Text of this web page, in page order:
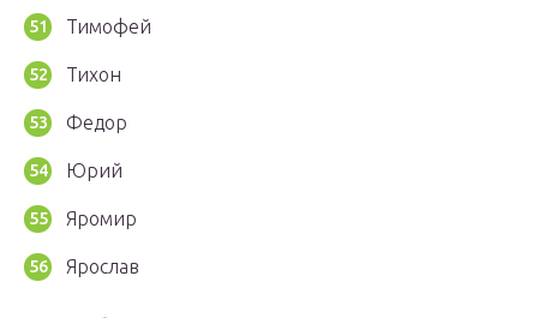
Тимофей
Тихон
Федор
Юрий
Яромир
Ярослав